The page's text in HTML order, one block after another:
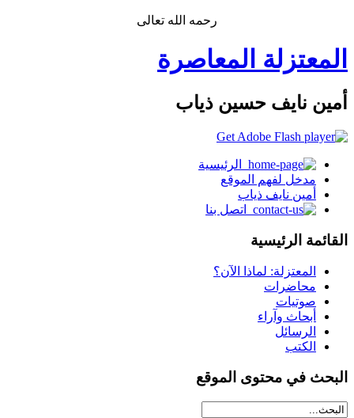
رحمه الله تعالى
المعتزلة المعاصرة
أمين نايف حسين ذياب
الرئيسية
مدخل لفهم الموقع
أمين نايف ذياب
اتصل بنا
القائمة الرئيسية
المعتزلة: لماذا الآن؟
محاضرات
صوتيات
أبحاث وآراء
الرسائل
الكتب
البحث في محتوى الموقع